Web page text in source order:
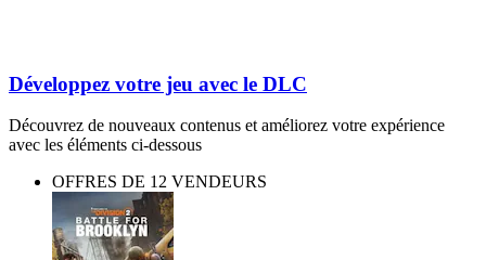
Développez votre jeu avec le DLC
Découvrez de nouveaux contenus et améliorez votre expérience
avec les éléments ci-dessous
OFFRES DE 12 VENDEURS